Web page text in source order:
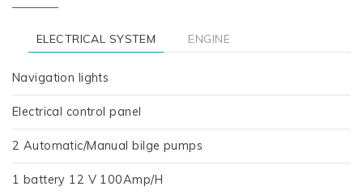
ELECTRICAL SYSTEM ENGINE
Navigation lights
Electrical control panel
2 Automatic/Manual bilge pumps
1 battery 12 V 100Amp/H